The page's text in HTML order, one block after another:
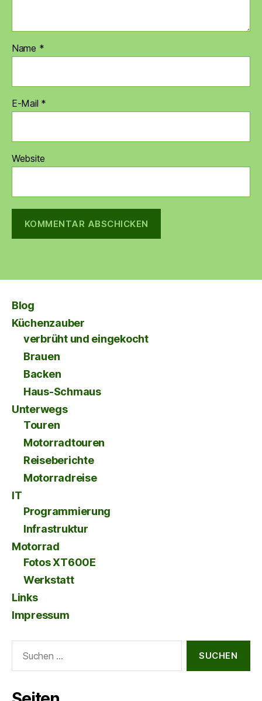
Name *
E-Mail *
Website
Blog
Küchenzauber
verbrüht und eingekocht
Brauen
Backen
Haus-Schmaus
Unterwegs
Touren
Motorradtouren
Reiseberichte
Motorradreise
IT
Programmierung
Infrastruktur
Motorrad
Fotos XT600E
Werkstatt
Links
Impressum
nach: